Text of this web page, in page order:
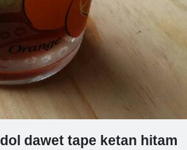
dawet tape ketan hitam